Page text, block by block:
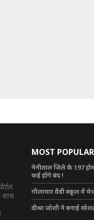
साथ
MOST POPULAR
नैनीताल जिले के 197
कई होंगे बंद !
गौलापार वैंडी स्कूल में
दीश्रा जोशी ने बनाई